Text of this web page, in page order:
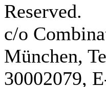
Reserved.
c/o
München,
30002079,